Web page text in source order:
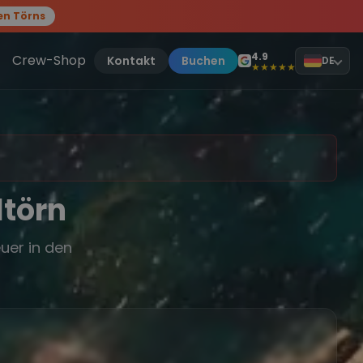
Törns
sei dabei.
Crew-Shop Kontakt Buchen 4.9
★★★★★ DE
in den